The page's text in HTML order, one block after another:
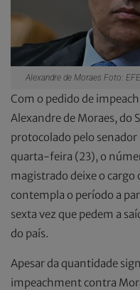
Alexandre de Moraes Foto:
Com o pedido de
Alexandre de Moraes, do
protocolado pelo
quarta-feira (23), o
magistrado deixe o cargo
contempla o período a
sexta vez que pedem a
do país.
Apesar da quantidade
impeachment contra